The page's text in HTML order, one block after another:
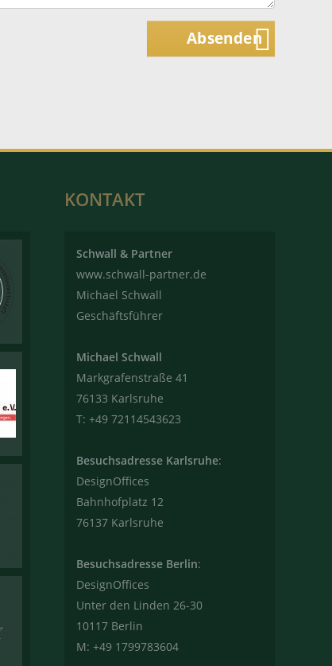
Absenden
KONTAKT
Schwall & Partner
www.schwall-partner.de
Michael Schwall
Geschäftsführer
Michael Schwall
Markgrafenstraße 41
76133 Karlsruhe
T: +49 72114543623
Besuchsadresse Karlsruhe:
DesignOffices
Bahnhofplatz 12
76137 Karlsruhe
Besuchsadresse Berlin:
DesignOffices
Unter den Linden 26-30
10117 Berlin
M: +49 1799783604